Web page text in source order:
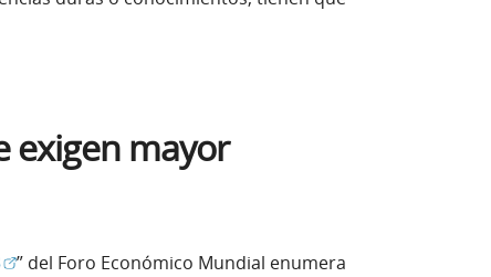
nueva)
exigen mayor
(Abrir en ventana nueva)
” del Foro Económico Mundial enumera